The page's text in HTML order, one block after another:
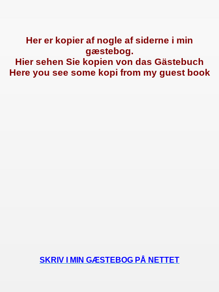
Her er kopier af nogle af siderne i min
gæstebog.
Hier sehen Sie kopien von das Gästebuch
Here you see some kopi from my guest book
SKRIV I MIN GÆSTEBOG PÅ NETTET